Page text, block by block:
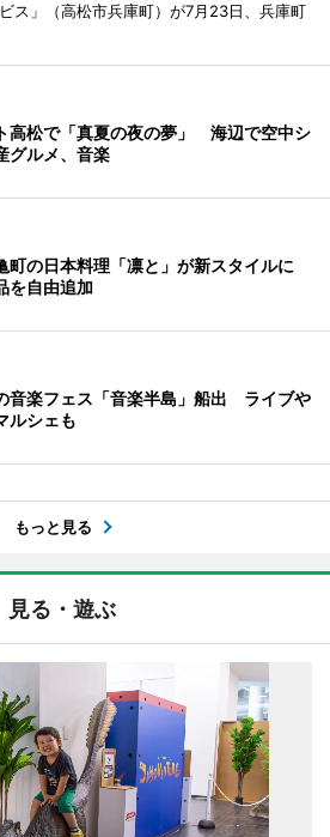
ス」（高松市兵庫町）が7月23日、兵庫町
高松で「真夏の夜の夢」 海辺で空中シ
グルメ、音楽
町の日本料理「凛と」が新スタイルに
を自由追加
音楽フェス「音楽半島」船出 ライブや
ルシェも
もっと見る
見る・遊ぶ